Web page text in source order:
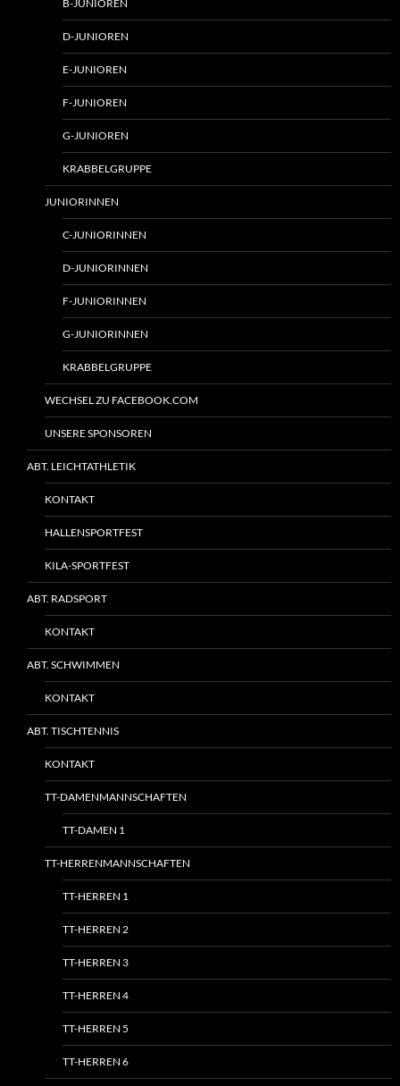
B-JUNIOREN
D-JUNIOREN
E-JUNIOREN
F-JUNIOREN
G-JUNIOREN
KRABBELGRUPPE
JUNIORINNEN
C-JUNIORINNEN
D-JUNIORINNEN
F-JUNIORINNEN
G-JUNIORINNEN
KRABBELGRUPPE
WECHSEL ZU FACEBOOK.COM
UNSERE SPONSOREN
ABT. LEICHTATHLETIK
KONTAKT
HALLENSPORTFEST
KILA-SPORTFEST
ABT. RADSPORT
KONTAKT
ABT. SCHWIMMEN
KONTAKT
ABT. TISCHTENNIS
KONTAKT
TT-DAMENMANNSCHAFTEN
TT-DAMEN 1
TT-HERRENMANNSCHAFTEN
TT-HERREN 1
TT-HERREN 2
TT-HERREN 3
TT-HERREN 4
TT-HERREN 5
TT-HERREN 6